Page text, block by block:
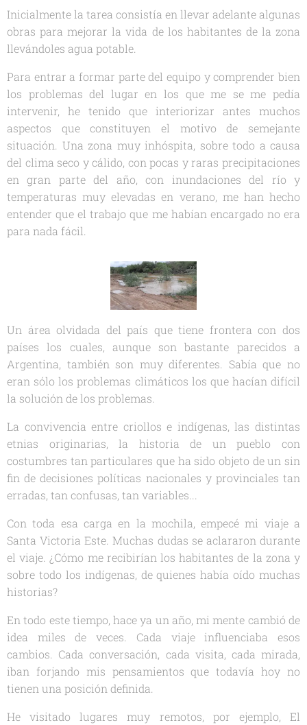
Inicialmente la tarea consistía en llevar adelante algunas
obras para mejorar la vida de los habitantes de la zona
llevándoles agua potable.
Para entrar a formar parte del equipo y comprender bien
los problemas del lugar en los que me se me pedía
intervenir, he tenido que interiorizar antes muchos
aspectos que constituyen el motivo de semejante
situación. Una zona muy inhóspita, sobre todo a causa
del clima seco y cálido, con pocas y raras precipitaciones
en gran parte del año, con inundaciones del río y
temperaturas muy elevadas en verano, me han hecho
entender que el trabajo que me habían encargado no era
para nada fácil.
Un área olvidada del país que tiene frontera con dos
países los cuales, aunque son bastante parecidos a
Argentina, también son muy diferentes. Sabía que no
eran sólo los problemas climáticos los que hacían difícil
la solución de los problemas.
La convivencia entre criollos e indígenas, las distintas
etnias originarias, la historia de un pueblo con
costumbres tan particulares que ha sido objeto de un sin
fin de decisiones políticas nacionales y provinciales tan
erradas, tan confusas, tan variables...
Con toda esa carga en la mochila, empecé mi viaje a
Santa Victoria Este. Muchas dudas se aclararon durante
el viaje. ¿Cómo me recibirían los habitantes de la zona y
sobre todo los indígenas, de quienes había oído muchas
historias?
En todo este tiempo, hace ya un año, mi mente cambió de
idea miles de veces. Cada viaje influenciaba esos
cambios. Cada conversación, cada visita, cada mirada,
iban forjando mis pensamientos que todavía hoy no
tienen una posición definida.
He visitado lugares muy remotos, por ejemplo, El